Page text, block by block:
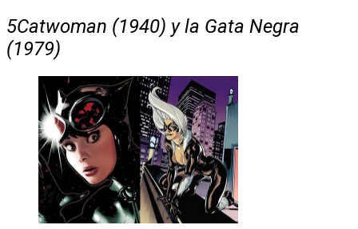
5Catwoman (1940) y la Gata Negra
(1979)